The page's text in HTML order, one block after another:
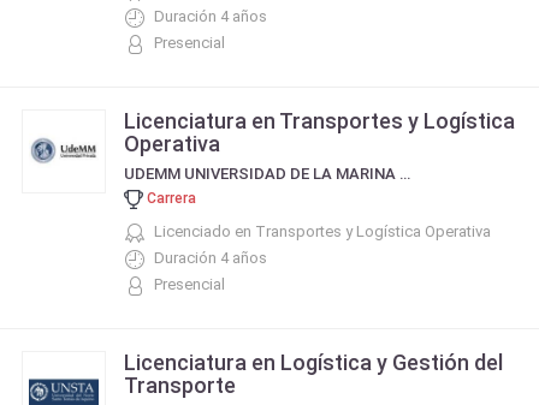
Duración 4 años
Presencial
Licenciatura en Transportes y Logística
Operativa
UDEMM UNIVERSIDAD DE LA MARINA MERCANTE
Carrera
Licenciado en Transportes y Logística Operativa
Duración 4 años
Presencial
Licenciatura en Logística y Gestión del
Transporte